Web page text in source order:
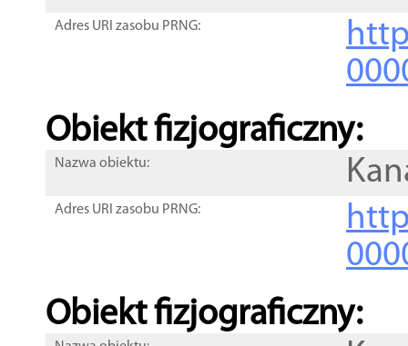
Adres URI zasobu PRNG:
Obiekt fizjograficzny:
Nazwa obiektu:
Adres URI zasobu PRNG:
Obiekt fizjograficzny: